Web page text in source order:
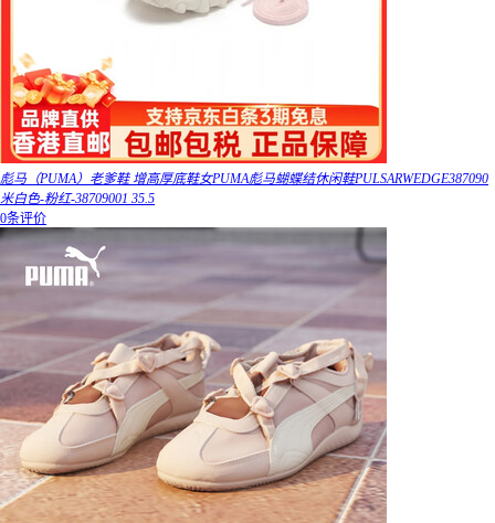
彪马（PUMA）老爹鞋 增高厚底鞋女PUMA彪马蝴蝶结休闲鞋PULSARWEDGE387090
米白色-粉红-38709001 35.5
0条评价